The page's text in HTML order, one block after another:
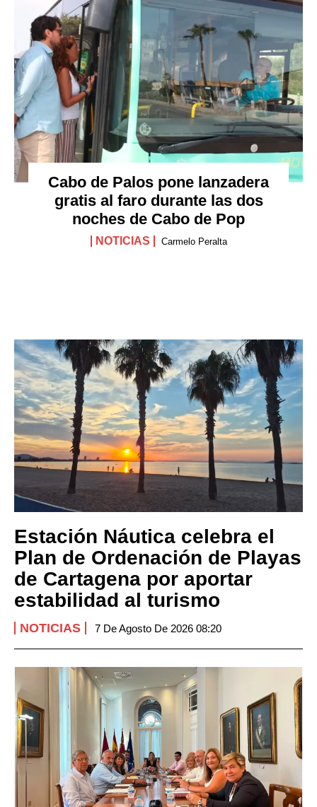
Cabo de Palos pone lanzadera
gratis al faro durante las dos
noches de Cabo de Pop
NOTICIAS Carmelo Peralta
Estación Náutica celebra el
Plan de Ordenación de Playas
de Cartagena por aportar
estabilidad al turismo
NOTICIAS 7 De Agosto De 2026 08:20